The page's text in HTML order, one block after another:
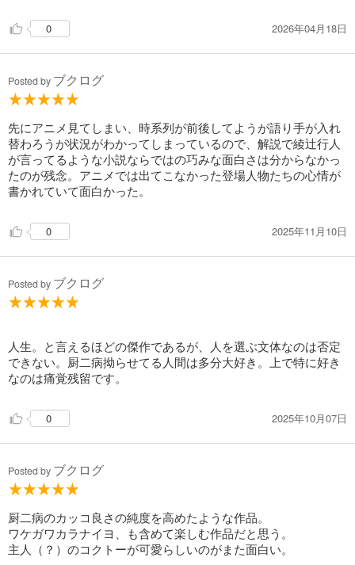
0 2026年04月18日
Posted by ブクログ
先にアニメ見てしまい、時系列が前後してようが語り手が入れ
替わろうが状況がわかってしまっているので、解説で綾辻行人
が言ってるような小説ならではの巧みな面白さは分からなかっ
たのが残念。アニメでは出てこなかった登場人物たちの心情が
書かれていて面白かった。
0 2025年11月10日
Posted by ブクログ
人生。と言えるほどの傑作であるが、人を選ぶ文体なのは否定
できない。厨二病拗らせてる人間は多分大好き。上で特に好き
なのは痛覚残留です。
0 2025年10月07日
Posted by ブクログ
厨二病のカッコ良さの純度を高めたような作品。
ワケガワカラナイヨ、も含めて楽しむ作品だと思う。
主人（？）のコクトーが可愛らしいのがまた面白い。